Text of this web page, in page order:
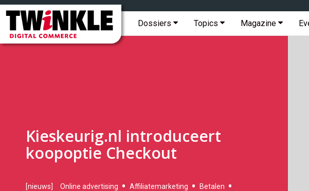
Twinkle
Digital
Commerce
Hoofdmenu
Dossiers Topics Magazine
Topmenu
Kieskeurig.nl introduceert
koopoptie Checkout
2013-
[nieuws] Online advertising Affiliatemarketing
Betalen